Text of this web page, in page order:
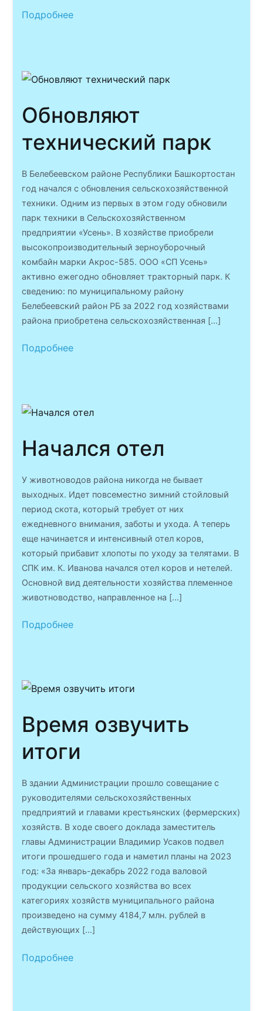
Подробнее
Обновляют
технический парк
В Белебеевском районе Республики Башкортостан
год начался с обновления сельскохозяйственной
техники. Одним из первых в этом году обновили
парк техники в Сельскохозяйственном
предприятии «Усень». В хозяйстве приобрели
высокопроизводительный зерноуборочный
комбайн марки Акрос-585. ООО «СП Усень»
активно ежегодно обновляет тракторный парк. К
сведению: по муниципальному району
Белебеевский район РБ за 2022 год хозяйствами
района приобретена сельскохозяйственная […]
Подробнее
Начался отел
У животноводов района никогда не бывает
выходных. Идет повсеместно зимний стойловый
период скота, который требует от них
ежедневного внимания, заботы и ухода. А теперь
еще начинается и интенсивный отел коров,
который прибавит хлопоты по уходу за телятами. В
СПК им. К. Иванова начался отел коров и нетелей.
Основной вид деятельности хозяйства племенное
животноводство, направленное на […]
Подробнее
Время озвучить
итоги
В здании Администрации прошло совещание с
руководителями сельскохозяйственных
предприятий и главами крестьянских (фермерских)
хозяйств. В ходе своего доклада заместитель
главы Администрации Владимир Усаков подвел
итоги прошедшего года и наметил планы на 2023
год: «За январь-декабрь 2022 года валовой
продукции сельского хозяйства во всех
категориях хозяйств муниципального района
произведено на сумму 4184,7 млн. рублей в
действующих […]
Подробнее